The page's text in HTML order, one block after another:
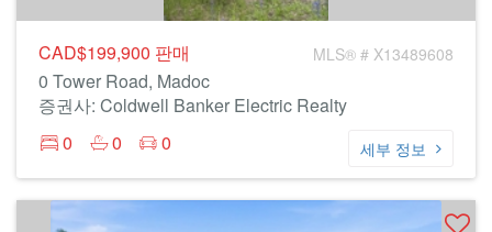
CAD$199,900 판매 MLS® # X13489608
0 Tower Road, Madoc
증권사: Coldwell Banker Electric Realty
0
0 0 세부 정보